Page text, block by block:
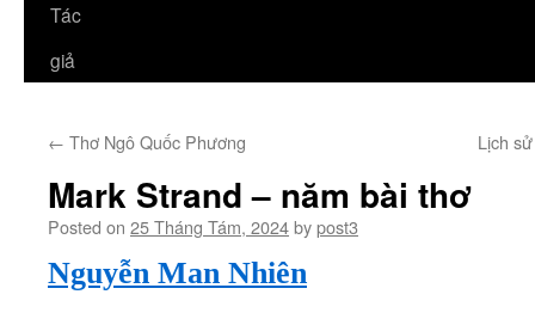
Tác
giả
← Thơ Ngô Quốc Phương Lịch
Mark Strand – năm bài thơ
Posted on 25 Tháng Tám, 2024bypost3
Nguyễn Man Nhiên